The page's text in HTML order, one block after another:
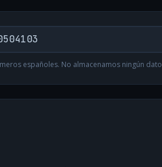
españoles. No almacenamos ningún